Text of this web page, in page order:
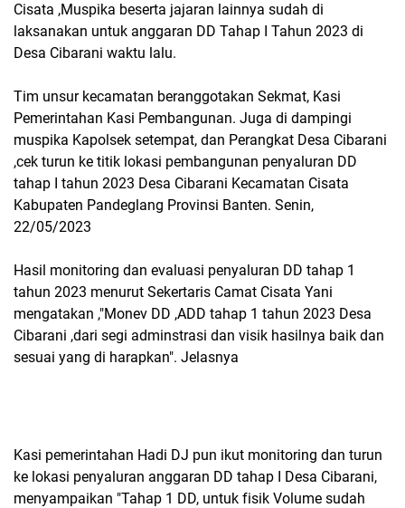
Cisata ,Muspika beserta jajaran lainnya sudah di
laksanakan untuk anggaran DD Tahap I Tahun 2023 di
Desa Cibarani waktu lalu.
Tim unsur kecamatan beranggotakan Sekmat, Kasi
Pemerintahan Kasi Pembangunan. Juga di dampingi
muspika Kapolsek setempat, dan Perangkat Desa Cibarani
,cek turun ke titik lokasi pembangunan penyaluran DD
tahap I tahun 2023 Desa Cibarani Kecamatan Cisata
Kabupaten Pandeglang Provinsi Banten. Senin,
22/05/2023
Hasil monitoring dan evaluasi penyaluran DD tahap 1
tahun 2023 menurut Sekertaris Camat Cisata Yani
mengatakan ,"Monev DD ,ADD tahap 1 tahun 2023 Desa
Cibarani ,dari segi adminstrasi dan visik hasilnya baik dan
sesuai yang di harapkan". Jelasnya
Kasi pemerintahan Hadi DJ pun ikut monitoring dan turun
ke lokasi penyaluran anggaran DD tahap I Desa Cibarani,
menyampaikan "Tahap 1 DD, untuk fisik Volume sudah